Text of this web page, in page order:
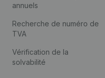
annuels
Recherche de numéro de
TVA
Vérification de la
solvabilité